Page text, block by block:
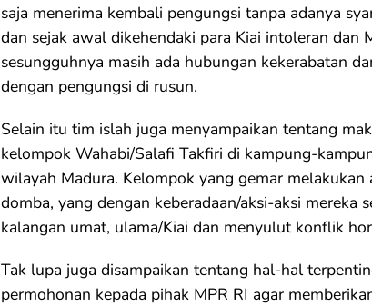
saja menerima kembali pengungsi tanpa adanya
dan sejak awal dikehendaki para Kiai intoleran dan
sesungguhnya masih ada hubungan kekerabatan
dengan pengungsi di rusun.
Selain itu tim islah juga menyampaikan tentang
kelompok Wahabi/Salafi Takfiri di kampung-
wilayah Madura. Kelompok yang gemar
domba, yang dengan keberadaan/aksi-aksi mereka
kalangan umat, ulama/Kiai dan menyulut konflik
Tak lupa juga disampaikan tentang hal-hal
permohonan kepada pihak MPR RI agar